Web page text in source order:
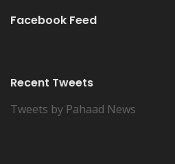
Facebook Feed
Recent Tweets
Tweets by Pahaad News